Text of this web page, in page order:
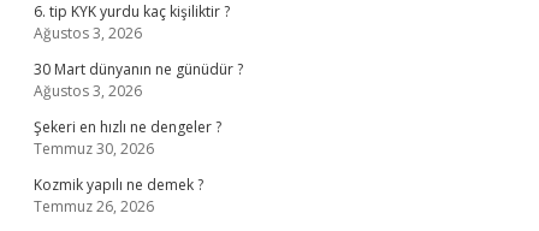
6. tip KYK yurdu kaç kişiliktir ?
Ağustos 3, 2026
30 Mart dünyanın ne günüdür ?
Ağustos 3, 2026
Şekeri en hızlı ne dengeler ?
Temmuz 30, 2026
Kozmik yapılı ne demek ?
Temmuz 26, 2026